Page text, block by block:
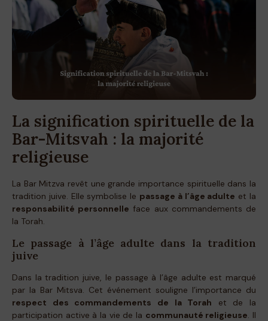
La signification spirituelle de la
Bar-Mitsvah : la majorité
religieuse
La Bar Mitzva revêt une grande importance spirituelle dans la
tradition juive. Elle symbolise le passage à l’âge adulte et la
responsabilité personnelle face aux commandements de
la Torah.
Le passage à l’âge adulte dans la tradition
juive
Dans la tradition juive, le passage à l’âge adulte est marqué
par la Bar Mitsva. Cet événement souligne l’importance du
respect des commandements de la Torah et de la
participation active à la vie de la communauté religieuse. Il